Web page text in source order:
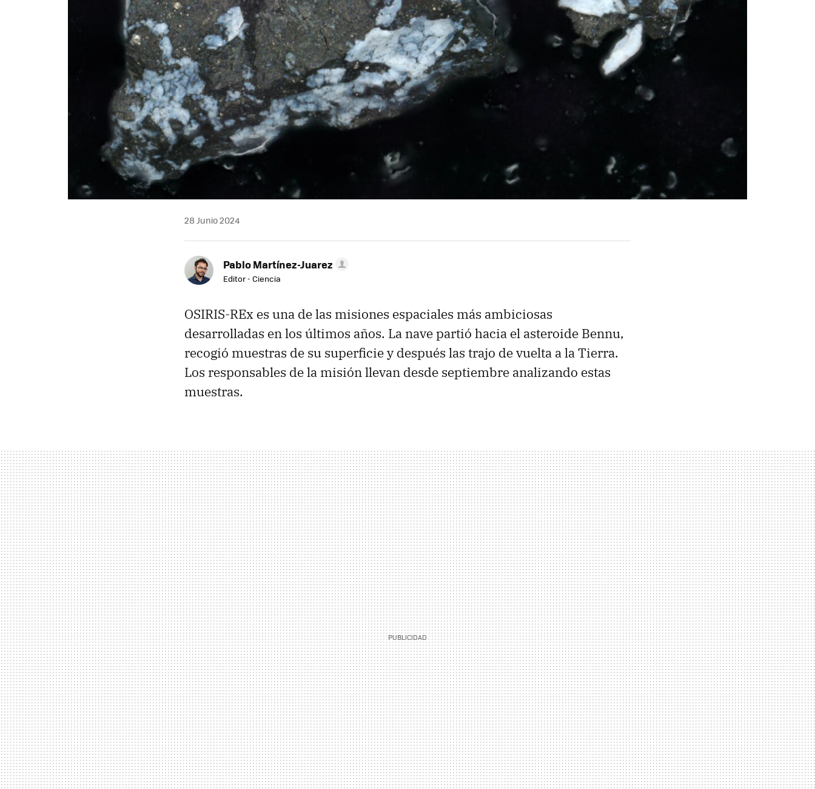
28 Junio 2024
Pablo Martínez-Juarez
Editor - Ciencia
OSIRIS-REx es una de las misiones espaciales más ambiciosas
desarrolladas en los últimos años. La nave partió hacia el asteroide Bennu,
recogió muestras de su superficie y después las trajo de vuelta a la Tierra.
Los responsables de la misión llevan desde septiembre analizando estas
muestras.